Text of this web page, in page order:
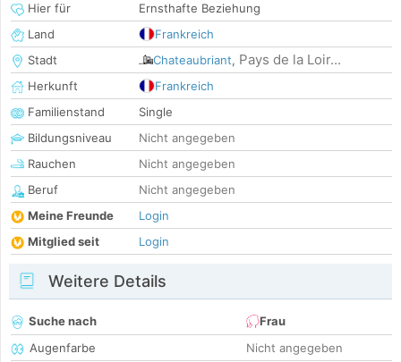
Hier für
Ernsthafte Beziehung
Land
Frankreich
Stadt
Chateaubriant, Pays de la Loir...
Herkunft
Frankreich
Familienstand
Single
Bildungsniveau
Nicht angegeben
Rauchen
Nicht angegeben
Beruf
Nicht angegeben
Meine Freunde
Login
Mitglied seit
Login
Weitere Details
Suche nach
Frau
Augenfarbe
Nicht angegeben